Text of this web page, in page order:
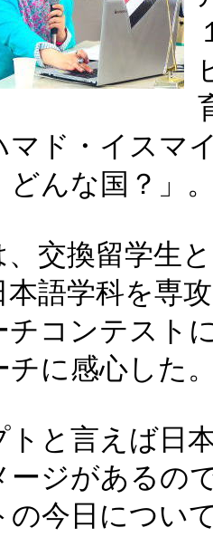
マド・イスマ
どんな国 ？」
交換留学生
本語学科を専
チコンテスト
チに感心した
トと言えば日
ージがあるの
の今日につい